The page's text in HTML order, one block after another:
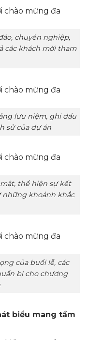
chuyên nghiệp,
các khách mời tham
lưu niệm, ghi dấu
sử của dự án
thể hiện sự kết
những khoảnh khắc
của buổi lễ, các
bị cho chương
biểu mang tầm